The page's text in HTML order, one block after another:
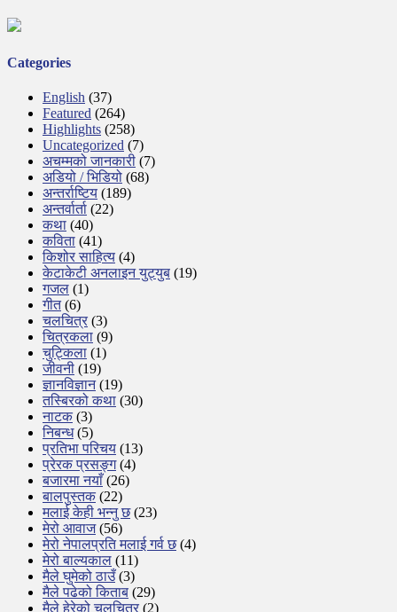
Categories
English (37)
Featured (264)
Highlights (258)
Uncategorized (7)
अचम्मको जानकारी (7)
अडियो / भिडियो (68)
अन्तर्राष्टिय (189)
अन्तर्वार्ता (22)
कथा (40)
कविता (41)
किशोर साहित्य (4)
केटाकेटी अनलाइन युट्युब (19)
गजल (1)
गीत(6)
चलचित्र (3)
चित्रकला (9)
चुट्किला (1)
जीवनी (19)
ज्ञानविज्ञान(19)
तस्बिरको कथा (30)
नाटक(3)
निबन्ध(5)
प्रतिभा परिचय (13)
प्रेरक प्रसङ्ग(4)
बजारमा नयाँ(26)
बालपुस्तक(22)
मलाई केही भन्नु छ(23)
मेरो आवाज(56)
मेरो नेपालप्रति मलाई गर्व छ(4)
मेरो बाल्यकाल (11)
मैले घुमेको ठाउँ(3)
मैले पढेको किताब (29)
मैले हेरेको चलचित्र (2)